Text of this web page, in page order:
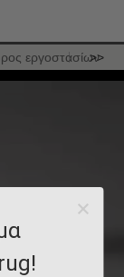
εργοστασίων
>>